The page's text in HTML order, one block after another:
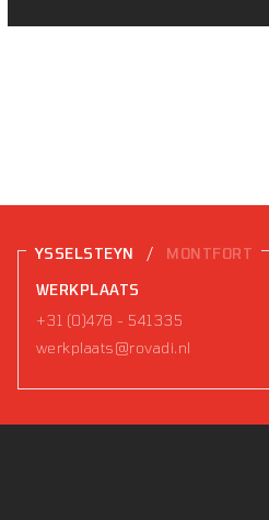
YSSELSTEYN / MONTFORT
WERKPLAATS
+31 (0)478 - 541335
werkplaats@rovadi.nl